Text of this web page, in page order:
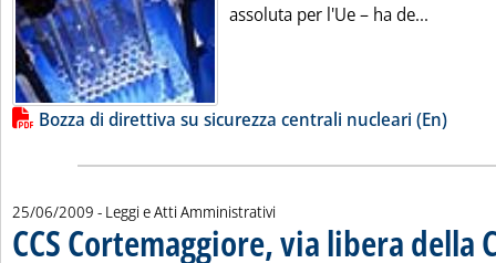
assoluta per l'Ue – ha de...
Lista allegati PDF alla notizia
Bozza di direttiva su sicurezza centrali nucleari (En)
25/06/2009 - Leggi e Atti Amministrativi
CCS Cortemaggiore, via libera della